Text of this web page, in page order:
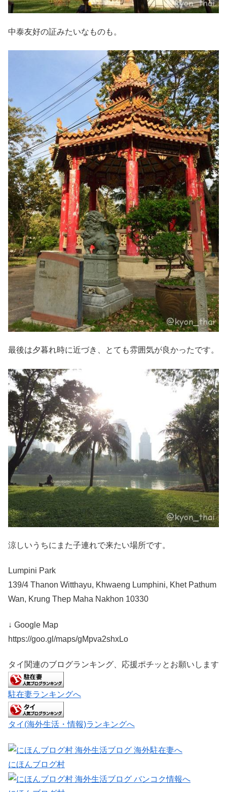
中泰友好の証みたいなものも。
最後は夕暮れ時に近づき、とても雰囲気が良かったです。
涼しいうちにまた子連れで来たい場所です。
Lumpini Park
139/4 Thanon Witthayu, Khwaeng Lumphini, Khet Pathum
Wan, Krung Thep Maha Nakhon 10330
↓ Google Map
https://goo.gl/maps/gMpva2shxLo
タイ関連のブログランキング、応援ポチッとお願いします
駐在妻ランキングへ
タイ(海外生活・情報)ランキングへ
にほんブログ村